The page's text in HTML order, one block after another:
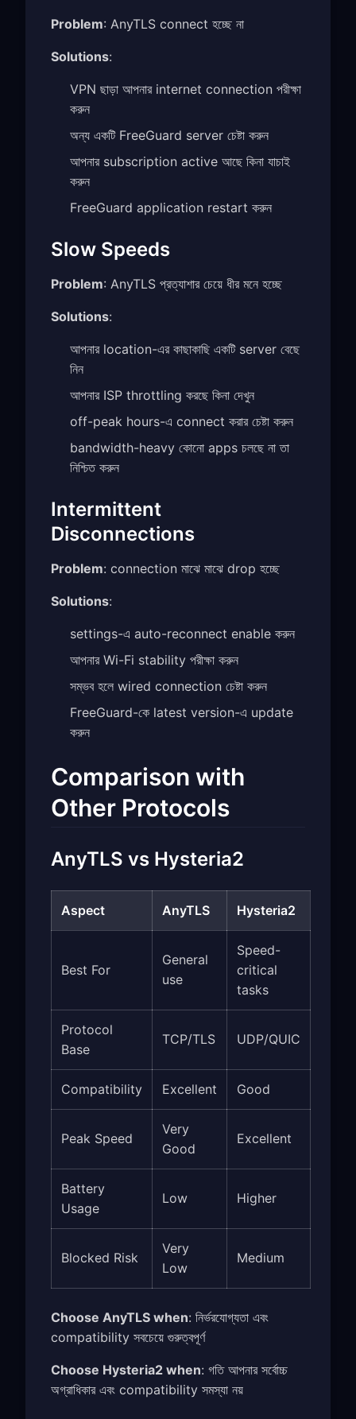
Problem: AnyTLS connect হচ্ছে না
Solutions:
VPN ছাড়া আপনার internet connection পরীক্ষা
করুন
অন্য একটি FreeGuard server চেষ্টা করুন
আপনার subscription active আছে কিনা যাচাই
করুন
FreeGuard application restart করুন
Slow Speeds
Problem: AnyTLS প্রত্যাশার চেয়ে ধীর মনে হচ্ছে
Solutions:
আপনার location-এর কাছাকাছি একটি server বেছে
নিন
আপনার ISP throttling করছে কিনা দেখুন
off-peak hours-এ connect করার চেষ্টা করুন
bandwidth-heavy কোনো apps চলছে না তা
নিশ্চিত করুন
Intermittent
Disconnections
Problem: connection মাঝে মাঝে drop হচ্ছে
Solutions:
settings-এ auto-reconnect enable করুন
আপনার Wi-Fi stability পরীক্ষা করুন
সম্ভব হলে wired connection চেষ্টা করুন
FreeGuard-কে latest version-এ update
করুন
Comparison with
Other Protocols
AnyTLS vs Hysteria2
Aspect AnyTLS Hysteria2
Best For
General
use
Speed-
critical
tasks
Protocol
Base
TCP/TLS UDP/QUIC
Compatibility Excellent Good
Peak Speed
Very
Good
Excellent
Battery
Usage
Low Higher
Blocked Risk
Very
Low
Medium
Choose AnyTLS when: নির্ভরযোগ্যতা এবং
compatibility সবচেয়ে গুরুত্বপূর্ণ
Choose Hysteria2 when: গতি আপনার সর্বোচ্চ
অগ্রাধিকার এবং compatibility সমস্যা নয়